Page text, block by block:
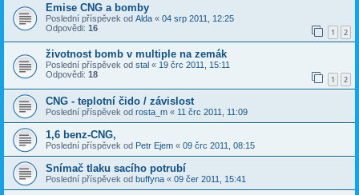
Emise CNG a bomby
Poslední příspěvek od Alda « 04 srp 2011, 12:25
Odpovědi: 16 1 2
životnost bomb v multiple na zemák
Poslední příspěvek od stal « 19 črc 2011, 15:11
Odpovědi: 18 1 2
CNG - teplotní čido / závislost
Poslední příspěvek od rosta_m « 11 črc 2011, 11:09
1,6 benz-CNG,
Poslední příspěvek od Petr Ejem « 09 črc 2011, 08:15
Snímač tlaku sacího potrubí
Poslední příspěvek od buffyna « 09 čer 2011, 15:41